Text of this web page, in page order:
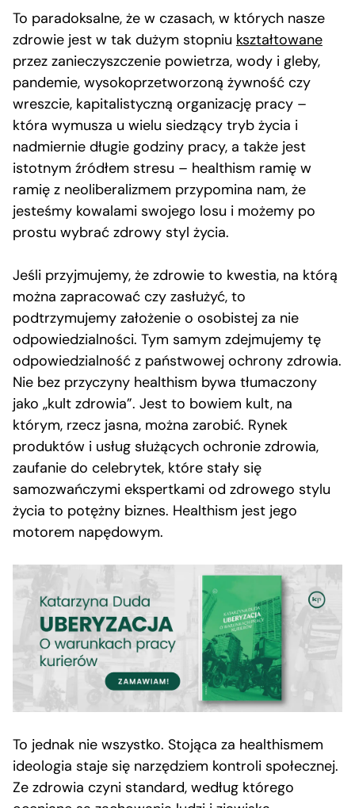
To paradoksalne, że w czasach, w których nasze
zdrowie jest w tak dużym stopniu kształtowane
przez zanieczyszczenie powietrza, wody i gleby,
pandemie, wysokoprzetworzoną żywność czy
wreszcie, kapitalistyczną organizację pracy –
która wymusza u wielu siedzący tryb życia i
nadmiernie długie godziny pracy, a także jest
istotnym źródłem stresu – healthism ramię w
ramię z neoliberalizmem przypomina nam, że
jesteśmy kowalami swojego losu i możemy po
prostu wybrać zdrowy styl życia.
Jeśli przyjmujemy, że zdrowie to kwestia, na którą
można zapracować czy zasłużyć, to
podtrzymujemy założenie o osobistej za nie
odpowiedzialności. Tym samym zdejmujemy tę
odpowiedzialność z państwowej ochrony zdrowia.
Nie bez przyczyny healthism bywa tłumaczony
jako „kult zdrowia”. Jest to bowiem kult, na
którym, rzecz jasna, można zarobić. Rynek
produktów i usług służących ochronie zdrowia,
zaufanie do celebrytek, które stały się
samozwańczymi ekspertkami od zdrowego stylu
życia to potężny biznes. Healthism jest jego
motorem napędowym.
To jednak nie wszystko. Stojąca za healthismem
ideologia staje się narzędziem kontroli społecznej.
Ze zdrowia czyni standard, według którego